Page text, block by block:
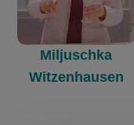
Miljuschka
Witzenhausen